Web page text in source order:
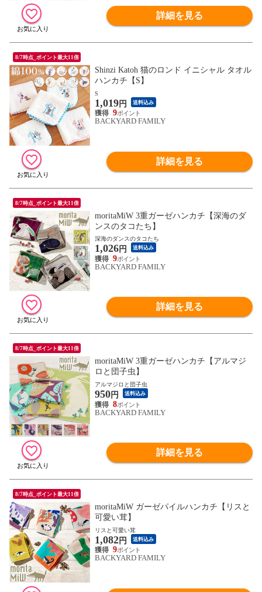
詳細を見る
8/7時点_ポイント最大11倍
Shinzi Katoh 猫のロンド イニシャル タオル
ハンカチ【S】
S
1,019円 送料込み
9
BACKYARD FAMILY
詳細を見る
8/7時点_ポイント最大11倍
moritaMiW 3重ガーゼハンカチ【深海のダ
ンスのタコたち】
深海のダンスのタコたち
1,026円 送料込み
9
BACKYARD FAMILY
詳細を見る
8/7時点_ポイント最大11倍
moritaMiW 3重ガーゼハンカチ【アルマジ
ロと団子虫】
アルマジロと団子虫
950円 送料込み
8
BACKYARD FAMILY
詳細を見る
8/7時点_ポイント最大11倍
moritaMiW ガーゼパイルハンカチ【リスと
可愛い茸】
リスと可愛い茸
1,082円 送料込み
9
BACKYARD FAMILY